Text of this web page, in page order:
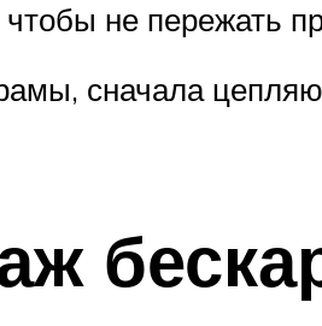
не пережать
сначала